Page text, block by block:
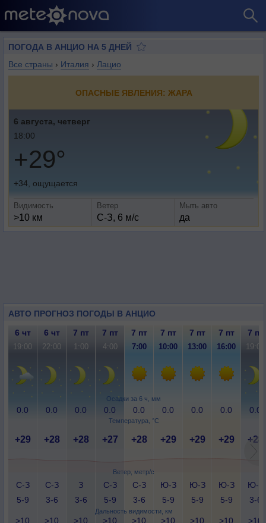
ПОГОДА В АНЦИО НА 5 ДНЕЙ
Все страны › Италия › Лацио
ОПАСНЫЕ ЯВЛЕНИЯ: ЖАРА
6 августа, четверг
18:00
+29°
+34, ощущается
Видимость
>10 км
Ветер
С-З, 6 м/с
Мыть авто
да
АВТО ПРОГНОЗ ПОГОДЫ В АНЦИО
Осадки за 6 ч, мм
Температура, °C
Ветер, метр/с
Дальность видимости, км
6 чт 6 чт 7 пт 7 пт 7 пт 7 пт 7 пт 7 пт 7 пт
19:00 22:00 1:00 4:00 7:00 10:00 13:00 16:00 19:00
0.0 0.0 0.0 0.0 0.0 0.0 0.0 0.0 0.0
+29 +28 +28 +27 +28 +29 +29 +29 +28
С-З
5-9
С-З
3-6
З
3-6
С-З
5-9
С-З
3-6
Ю-З
5-9
Ю-З
5-9
Ю-З
5-9
Ю-З
3-6
>10 >10 >10 >10 >10 >10 >10 >10 >10